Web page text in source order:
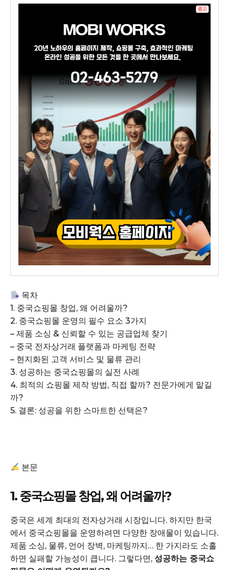
목차
1. 중국쇼핑몰 창업, 왜 어려울까?
2. 중국쇼핑몰 운영의 필수 요소 3가지
– 제품 소싱 & 신뢰할 수 있는 공급업체 찾기
– 중국 전자상거래 플랫폼과 마케팅 전략
– 현지화된 고객 서비스 및 물류 관리
3. 성공하는 중국쇼핑몰의 실전 사례
4. 최적의 쇼핑몰 제작 방법, 직접 할까? 전문가에게 맡길
까?
5. 결론: 성공을 위한 스마트한 선택은?
본문
1. 중국쇼핑몰 창업, 왜 어려울까?
중국은 세계 최대의 전자상거래 시장입니다. 하지만 한국
에서 중국쇼핑몰을 운영하려면 다양한 장애물이 있습니다.
제품 소싱, 물류, 언어 장벽, 마케팅까지… 한 가지라도 소홀
하면 실패할 가능성이 큽니다. 그렇다면, 성공하는 중국쇼